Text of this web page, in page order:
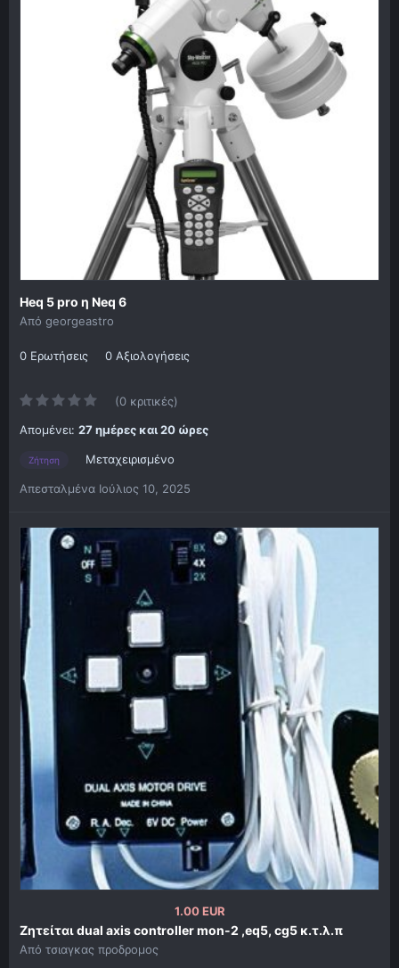
Heq 5 pro η Neq 6
Από georgeastro
0 Ερωτήσεις 0 Αξιολογήσεις
(0 κριτικές)
Απομένει: 27 ημέρες και 20 ώρες
Ζήτηση Μεταχειρισμένο
Απεσταλμένα Ιούλιος 10, 2025
1.00 EUR
Ζητείται dual axis controller mon-2 ,eq5, cg5 κ.τ.λ.π
Από τσιαγκας προδρομος